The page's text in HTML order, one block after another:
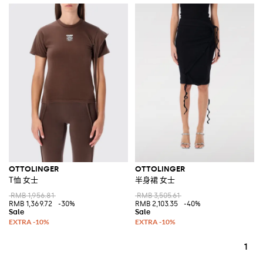
OTTOLINGER
T恤 女士
RMB 1,956.81
RMB 1,369.72
-30%
OTTOLINGER
半身裙 女士
RMB 3,505.61
RMB 2,103.35
-40%
1